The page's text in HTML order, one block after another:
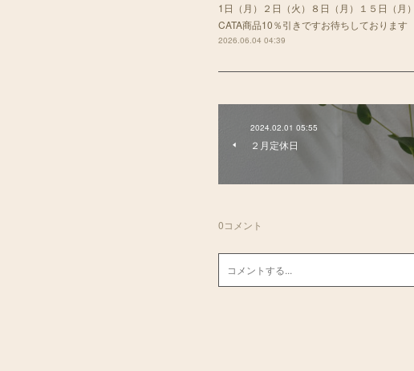
1日（月）２日（火）８日（月）１５日（
CATA商品10％引きですお待ちしております
2026.06.04 04:39
2024.02.01 05:55
２月定休日
0コメント